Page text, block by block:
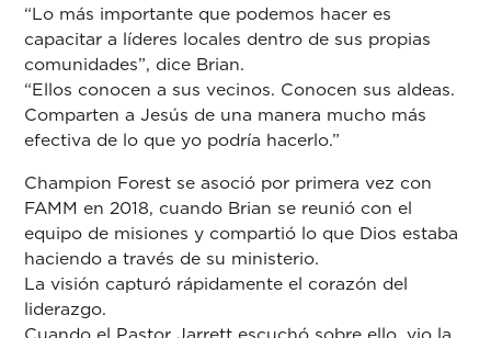
“Lo más importante que podemos hacer es
capacitar a líderes locales dentro de sus propias
comunidades”, dice Brian.
“Ellos conocen a sus vecinos. Conocen sus aldeas.
Comparten a Jesús de una manera mucho más
efectiva de lo que yo podría hacerlo.”
Champion Forest se asoció por primera vez con
FAMM en 2018, cuando Brian se reunió con el
equipo de misiones y compartió lo que Dios estaba
haciendo a través de su ministerio.
La visión capturó rápidamente el corazón del
liderazgo.